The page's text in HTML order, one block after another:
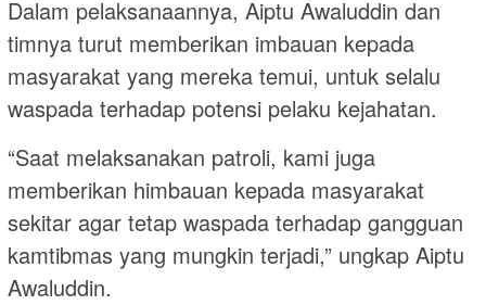
Dalam pelaksanaannya, Aiptu Awaluddin dan
timnya turut memberikan imbauan kepada
masyarakat yang mereka temui, untuk selalu
waspada terhadap potensi pelaku kejahatan.
“Saat melaksanakan patroli, kami juga
memberikan himbauan kepada masyarakat
sekitar agar tetap waspada terhadap gangguan
kamtibmas yang mungkin terjadi,” ungkap Aiptu
Awaluddin.